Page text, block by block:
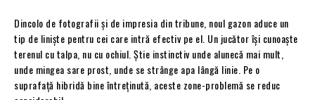
Dincolo de fotografii și de impresia din tribune, noul gazon aduce un
tip de liniște pentru cei care intră efectiv pe el. Un jucător își cunoaște
terenul cu talpa, nu cu ochiul. Știe instinctiv unde alunecă mai mult,
unde mingea sare prost, unde se strânge apa lângă linie. Pe o
suprafață hibridă bine întreținută, aceste zone-problemă se reduc